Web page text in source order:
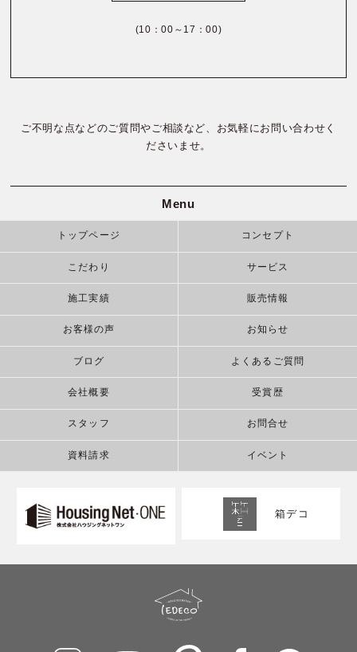
(10：00～17：00)
ご不明な点などのご質問やご相談など、お気軽にお問い合わせく
ださいませ。
Menu
トップページ コンセプト
こだわり サービス
施工実績 販売情報
お客様の声 お知らせ
ブログ よくあるご質問
会社概要 受賞歴
スタッフ お問合せ
資料請求 イベント
箱デコ